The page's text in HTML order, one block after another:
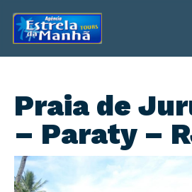
Praia de
– Paraty –